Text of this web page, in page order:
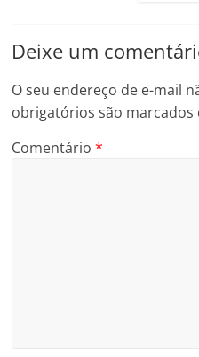
Deixe um
O seu endereço de e-mail
obrigatórios são
Comentário*